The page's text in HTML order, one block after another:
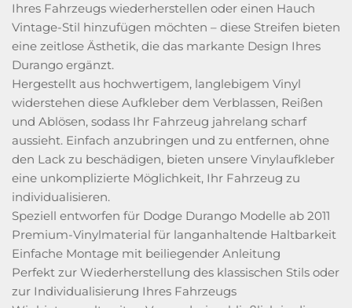
Ihres Fahrzeugs wiederherstellen oder einen Hauch
Vintage-Stil hinzufügen möchten – diese Streifen bieten
eine zeitlose Ästhetik, die das markante Design Ihres
Durango ergänzt.
Hergestellt aus hochwertigem, langlebigem Vinyl
widerstehen diese Aufkleber dem Verblassen, Reißen
und Ablösen, sodass Ihr Fahrzeug jahrelang scharf
aussieht. Einfach anzubringen und zu entfernen, ohne
den Lack zu beschädigen, bieten unsere Vinylaufkleber
eine unkomplizierte Möglichkeit, Ihr Fahrzeug zu
individualisieren.
Speziell entworfen für Dodge Durango Modelle ab 2011
Premium-Vinylmaterial für langanhaltende Haltbarkeit
Einfache Montage mit beiliegender Anleitung
Perfekt zur Wiederherstellung des klassischen Stils oder
zur Individualisierung Ihres Fahrzeugs